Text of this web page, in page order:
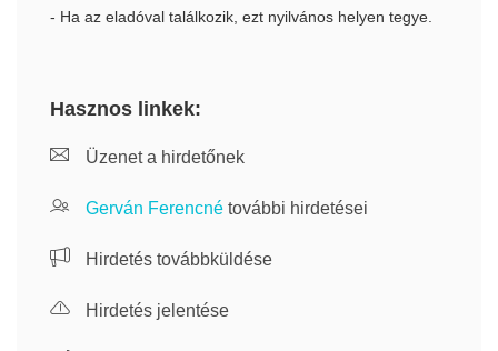
- Ha az eladóval találkozik, ezt nyilvános helyen tegye.
Hasznos linkek:
Üzenet a hirdetőnek
Gerván Ferencné további hirdetései
Hirdetés továbbküldése
Hirdetés jelentése